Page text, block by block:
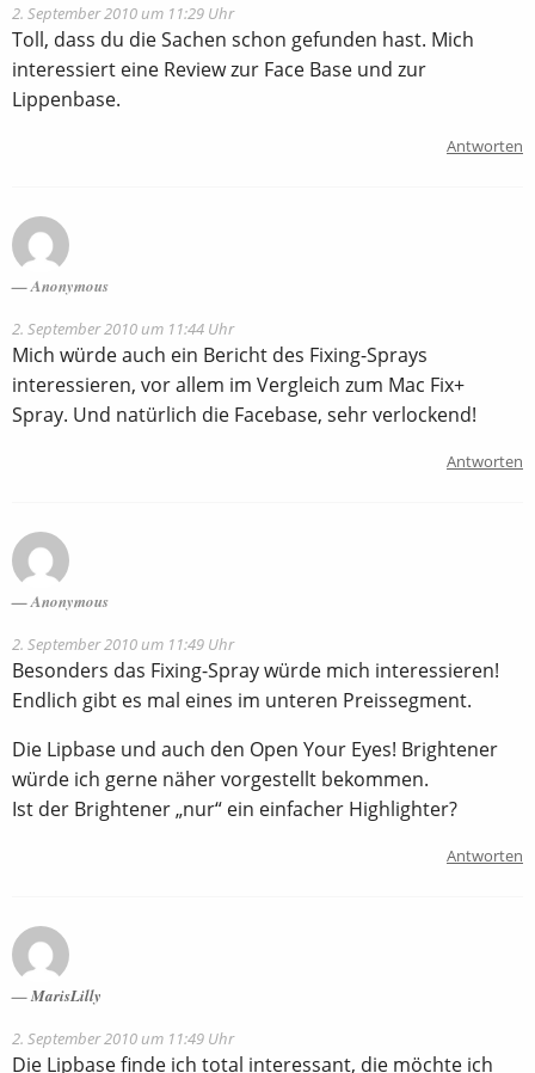
2. September 2010 um 11:29 Uhr
Toll, dass du die Sachen schon gefunden hast. Mich
interessiert eine Review zur Face Base und zur
Lippenbase.
Antworten
Anonymous
2. September 2010 um 11:44 Uhr
Mich würde auch ein Bericht des Fixing-Sprays
interessieren, vor allem im Vergleich zum Mac Fix+
Spray. Und natürlich die Facebase, sehr verlockend!
Antworten
Anonymous
2. September 2010 um 11:49 Uhr
Besonders das Fixing-Spray würde mich interessieren!
Endlich gibt es mal eines im unteren Preissegment.
Die Lipbase und auch den Open Your Eyes! Brightener
würde ich gerne näher vorgestellt bekommen.
Ist der Brightener „nur“ ein einfacher Highlighter?
Antworten
MarisLilly
2. September 2010 um 11:49 Uhr
Die Lipbase finde ich total interessant, die möchte ich